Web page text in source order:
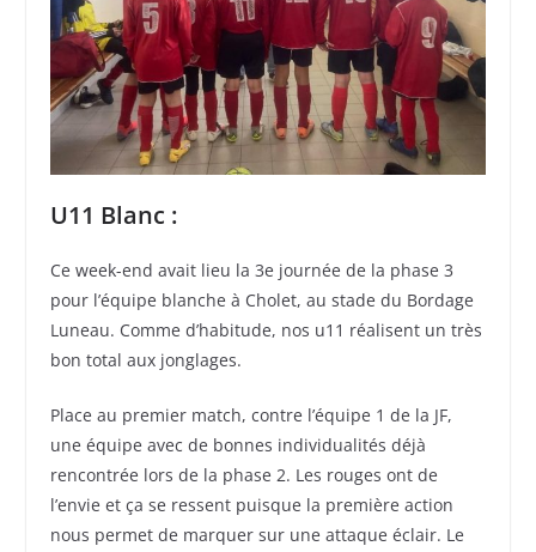
U11 Blanc :
Ce week-end avait lieu la 3e journée de la phase 3
pour l’équipe blanche à Cholet, au stade du Bordage
Luneau. Comme d’habitude, nos u11 réalisent un très
bon total aux jonglages.
Place au premier match, contre l’équipe 1 de la JF,
une équipe avec de bonnes individualités déjà
rencontrée lors de la phase 2. Les rouges ont de
l’envie et ça se ressent puisque la première action
nous permet de marquer sur une attaque éclair. Le